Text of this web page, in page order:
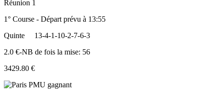
Réunion 1
1° Course - Départ prévu à 13:55
Quinte
13-4-1-10-2-7-6-3
2.0 €-NB de fois la mise: 56
3429.80 €